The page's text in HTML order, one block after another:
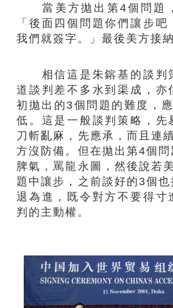
當美方拋出第4個問題，
「後面四個問題你們讓步
我們就簽字。」最後美方接
相信這是朱鎔基的談判
道談判差不多水到渠成，亦
初拋出的3個問題的難度，
低。這是一般談判策略，先
刀斬亂麻，先應承，而且連
方沒防備。但在拋出第4個
脾氣，罵龍永圖，然後說若
題中讓步，之前談好的3個
退為進，既令對方不要得寸
判的主動權。